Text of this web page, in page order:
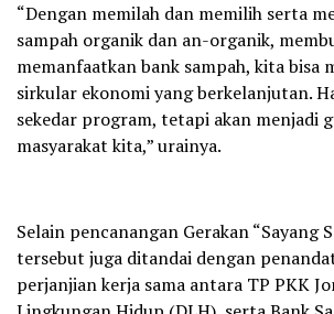
“Dengan memilah dan memilih serta
sampah organik dan an-organik,
memanfaatkan bank sampah, kita bisa
sirkular ekonomi yang berkelanjutan.
sekedar program, tetapi akan menjadi
masyarakat kita,” urainya.
Selain pencanangan Gerakan “Sayang
tersebut juga ditandai dengan
perjanjian kerja sama antara TP PKK